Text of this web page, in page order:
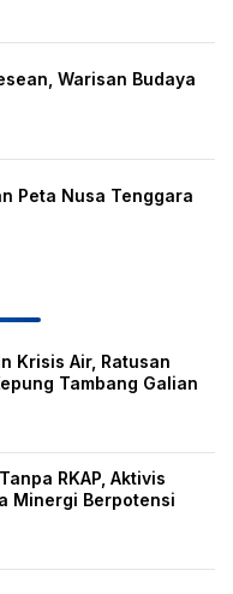
Warisan Budaya
Peta Nusa Tenggara
Krisis Air, Ratusan
Tambang Galian
RKAP, Aktivis
Minergi Berpotensi